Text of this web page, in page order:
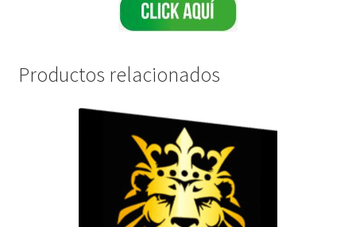
Productos relacionados